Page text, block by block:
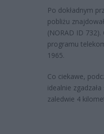
Po dokładnym
pobliżu
(NORAD ID
programu
1965.
Co ciekawe,
idealnie
zaledwie 4